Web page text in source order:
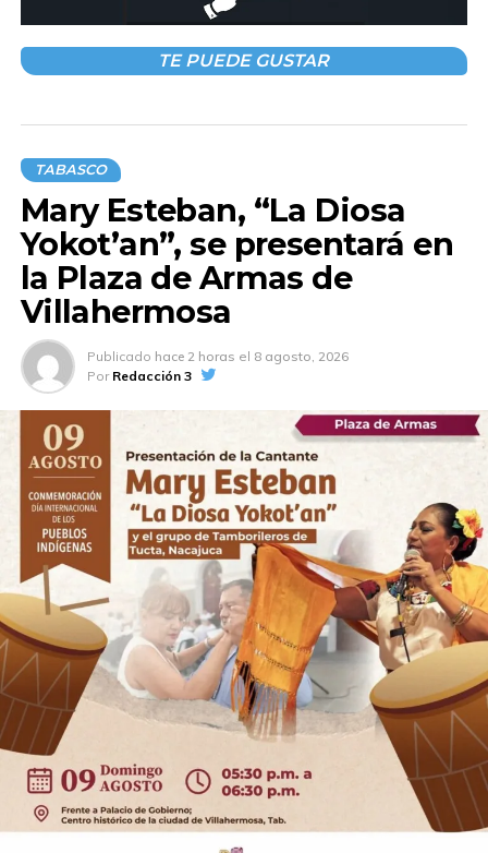
TE PUEDE GUSTAR
TABASCO
Mary Esteban, “La Diosa
Yokot’an”, se presentará en
la Plaza de Armas de
Villahermosa
Publicado hace 2 horas el 8 agosto, 2026
Por Redacción 3